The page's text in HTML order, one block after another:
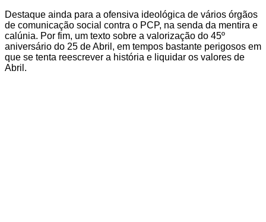
Destaque ainda para a ofensiva ideológica de vários órgãos
de comunicação social contra o PCP, na senda da mentira e
calúnia. Por fim, um texto sobre a valorização do 45º
aniversário do 25 de Abril, em tempos bastante perigosos em
que se tenta reescrever a história e liquidar os valores de
Abril.